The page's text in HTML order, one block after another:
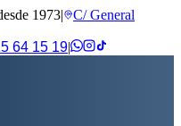
1973|
C/ General
64 15 19|